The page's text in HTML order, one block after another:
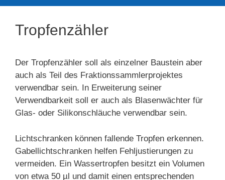
Tropfenzähler
Der Tropfenzähler soll als einzelner Baustein aber
auch als Teil des Fraktionssammlerprojektes
verwendbar sein. In Erweiterung seiner
Verwendbarkeit soll er auch als Blasenwächter für
Glas- oder Silikonschläuche verwendbar sein.
Lichtschranken können fallende Tropfen erkennen.
Gabellichtschranken helfen Fehljustierungen zu
vermeiden. Ein Wassertropfen besitzt ein Volumen
von etwa 50 µl und damit einen entsprechenden